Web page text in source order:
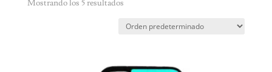
Mostrando los 5 resultados